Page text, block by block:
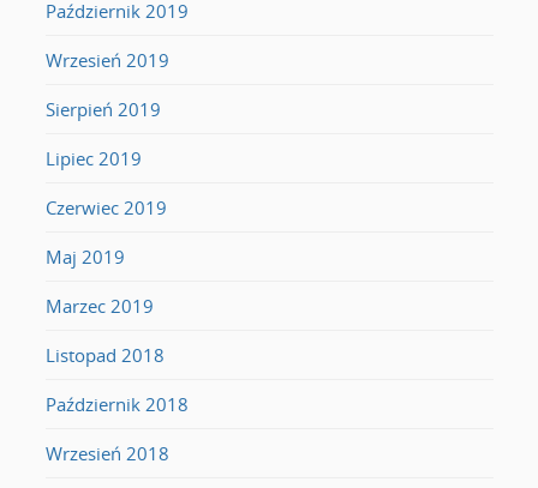
Październik 2019
Wrzesień 2019
Sierpień 2019
Lipiec 2019
Czerwiec 2019
Maj 2019
Marzec 2019
Listopad 2018
Październik 2018
Wrzesień 2018